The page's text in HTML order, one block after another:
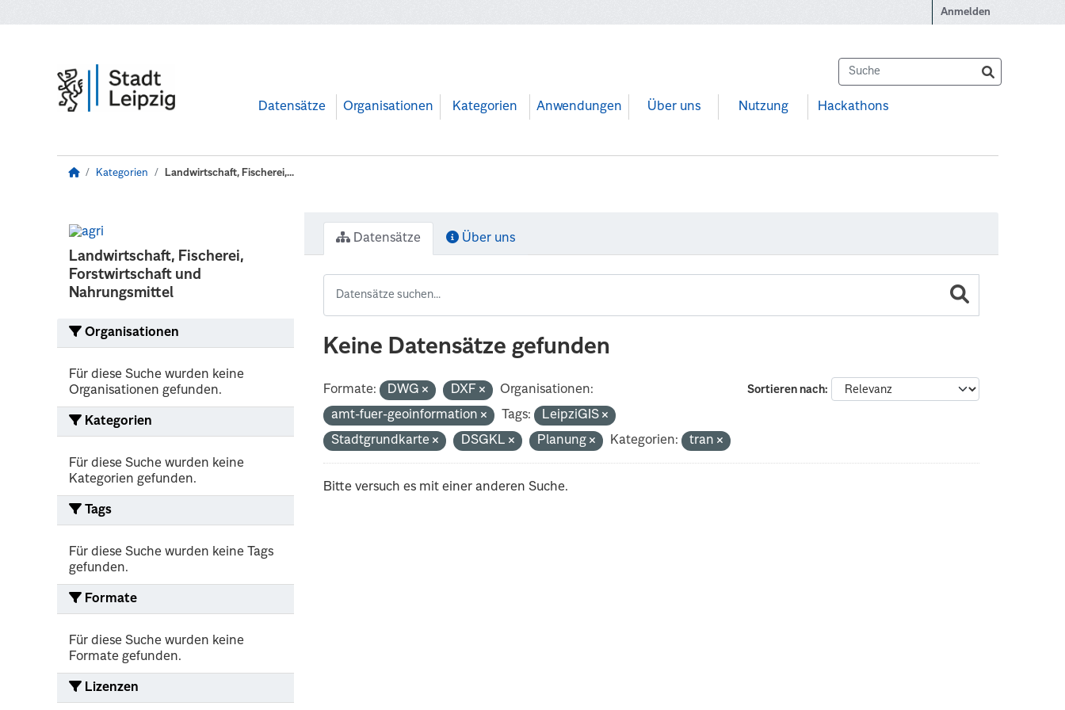
Anmelden
Datensätze Organisationen Kategorien Anwendungen Über uns Nutzung Hackathons
Kategorien Landwirtschaft, Fischerei,...
Landwirtschaft, Fischerei,
Forstwirtschaft und
Nahrungsmittel
Organisationen
Für diese Suche wurden keine
Organisationen gefunden.
Kategorien
Für diese Suche wurden keine
Kategorien gefunden.
Tags
Für diese Suche wurden keine Tags
gefunden.
Formate
Für diese Suche wurden keine
Formate gefunden.
Lizenzen
Datensätze Über uns
Keine Datensätze gefunden
Sortieren nach
Formate: DWG DXF
Organisationen:
amt-fuer-geoinformation
Tags:
LeipziGIS
Stadtgrundkarte
DSGKL Planung Kategorien: tran
Bitte versuch es mit einer anderen Suche.